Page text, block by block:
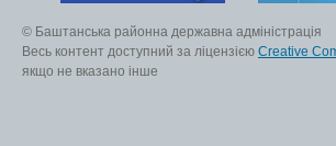
© Баштанська районна державна адміністрація
Весь контент доступний за ліцензією Creative
якщо не вказано інше